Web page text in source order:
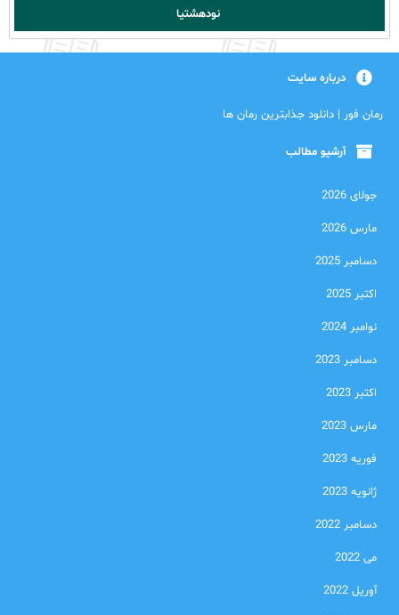
نودهشتیا
درباره سایت
رمان فور | دانلود جذابترین رمان ها
آرشیو مطالب
جولای 2026
مارس 2026
دسامبر 2025
اکتبر 2025
نوامبر 2024
دسامبر 2023
اکتبر 2023
مارس 2023
فوریه 2023
ژانویه 2023
دسامبر 2022
می 2022
آوریل 2022